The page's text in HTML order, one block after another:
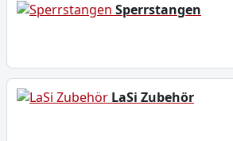
Sperrstangen
LaSi Zubehör